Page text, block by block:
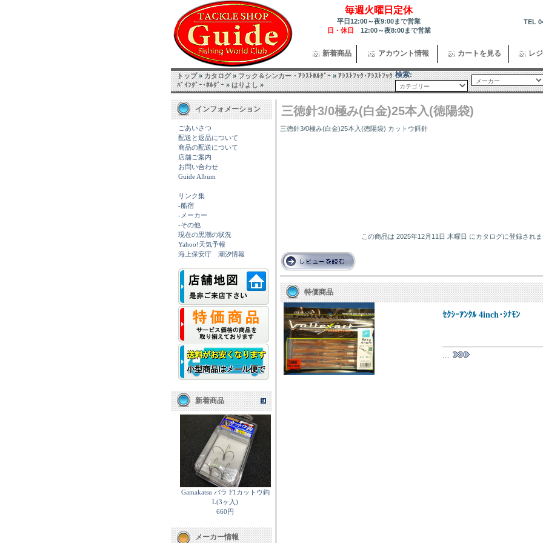
毎週火曜日定休
平日12:00～夜9:00まで営業
日・休日 12:00～夜8:00まで営業
TEL
新着商品 アカウント情報 カートを見る レ
トップ»カタログ»フック＆シンカー・ｱｼｽﾄﾎﾙﾀﾞｰ»ｱｼｽﾄﾌｯｸ･ｱｼｽﾄﾌｯｸ
ﾊﾞｲﾝﾀﾞｰ･ﾎﾙﾀﾞｰ»はりよし»
検索:
インフォメーション
ごあいさつ
配送と返品について
商品の配送について
店舗ご案内
お問い合わせ
Guide Album
リンク集
-船宿
-メーカー
-その他
現在の黒潮の状況
Yahoo!天気予報
海上保安庁 潮汐情報
新着商品
Gamakatsu バラ F1カットウ鈎
L(3ヶ入)
660円
メーカー情報
三徳針3/0極み(白金)25本入(徳陽袋)
三徳針3/0極み(白金)25本入(徳陽袋) カットウ餌針
この商品は 2025年12月11日 木曜日 にカタログに登録されま
特価商品
ｾｸｼｰｱﾝｸﾙ 4inch･ｼﾅﾓﾝ